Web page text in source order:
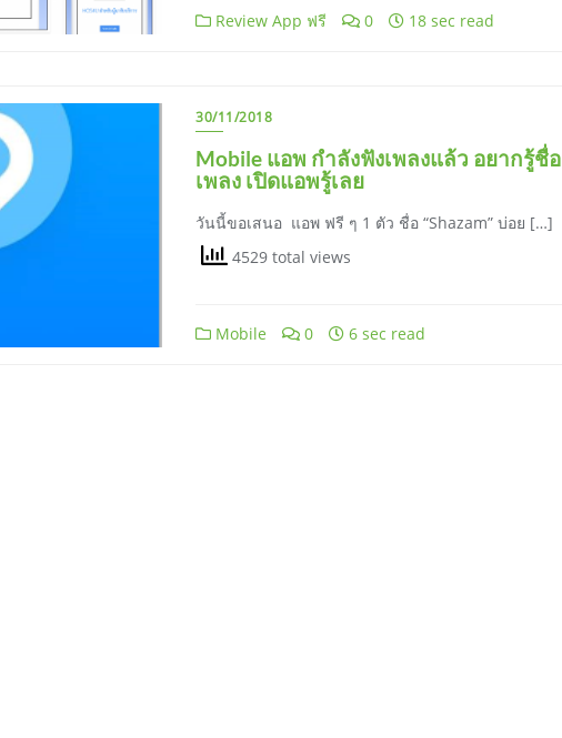
Review App ฟรี 0 18 sec read
30/11/2018
Mobile แอพ กำลังฟังเพลงแล้ว อยากรู้ชื่อ
เพลง เปิดแอพรู้เลย
วันนี้ขอเสนอ แอพ ฟรี ๆ 1 ตัว ชื่อ “Shazam” บ่อย […]
4529 total views
Mobile 0 6 sec read